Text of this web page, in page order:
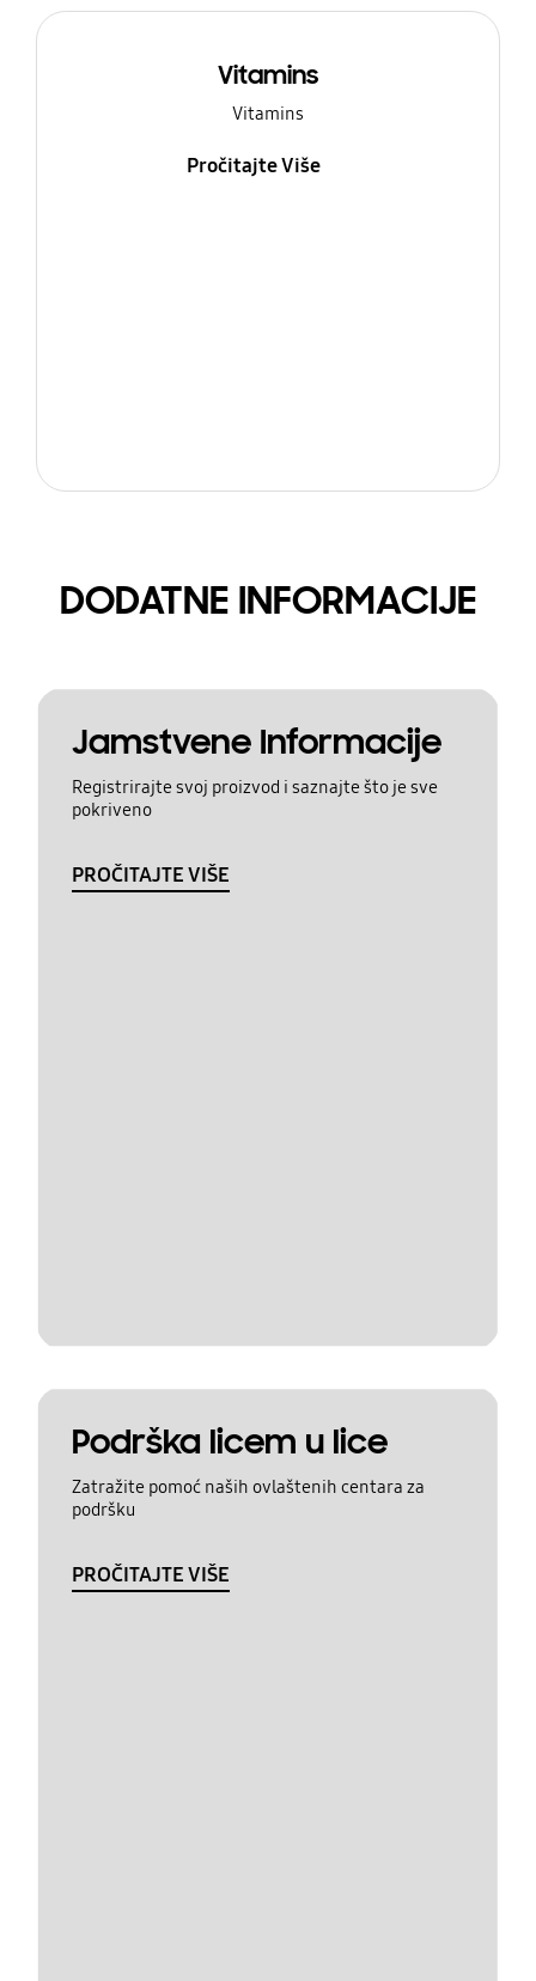
Vitamins
Vitamins
Pročitajte Više
DODATNE INFORMACIJE
Jamstvene Informacije
Registrirajte svoj proizvod i saznajte što je sve
pokriveno
PROČITAJTE VIŠE
Podrška licem u lice
Zatražite pomoć naših ovlaštenih centara za
podršku
PROČITAJTE VIŠE